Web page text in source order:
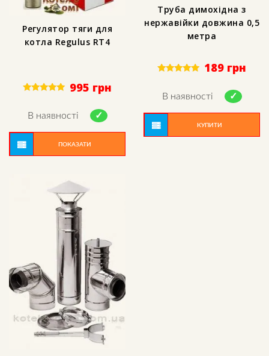
Регулятор тяги для
котла Regulus RT4
out of 5
995 грн
В наявності
ПОКАЗАТИ
Труба димохідна з
нержавійки довжина 0,5
метра
out of 5
189 грн
В наявності
КУПИТИ